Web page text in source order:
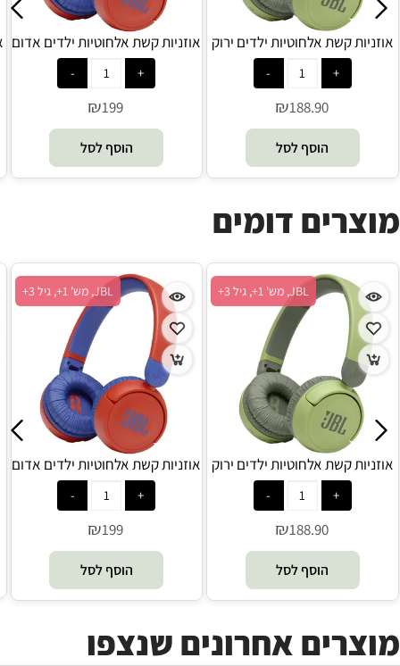
אוזניות קשת אלחוטיות ילדים אדום
JBL - JR 310BT
₪199
הוסף לסל
אוזניות קשת אלחוטיות ילדים ירוק
JBL - JR 310BT
₪188.90
הוסף לסל
מוצרים דומים
JBL, מש' 1+, גיל 3+
אוזניות קשת אלחוטיות ילדים אדום
JBL - JR 310BT
₪199
הוסף לסל
JBL, מש' 1+, גיל 3+
אוזניות קשת אלחוטיות ילדים ירוק
JBL - JR 310BT
₪188.90
הוסף לסל
מוצרים אחרונים שנצפו